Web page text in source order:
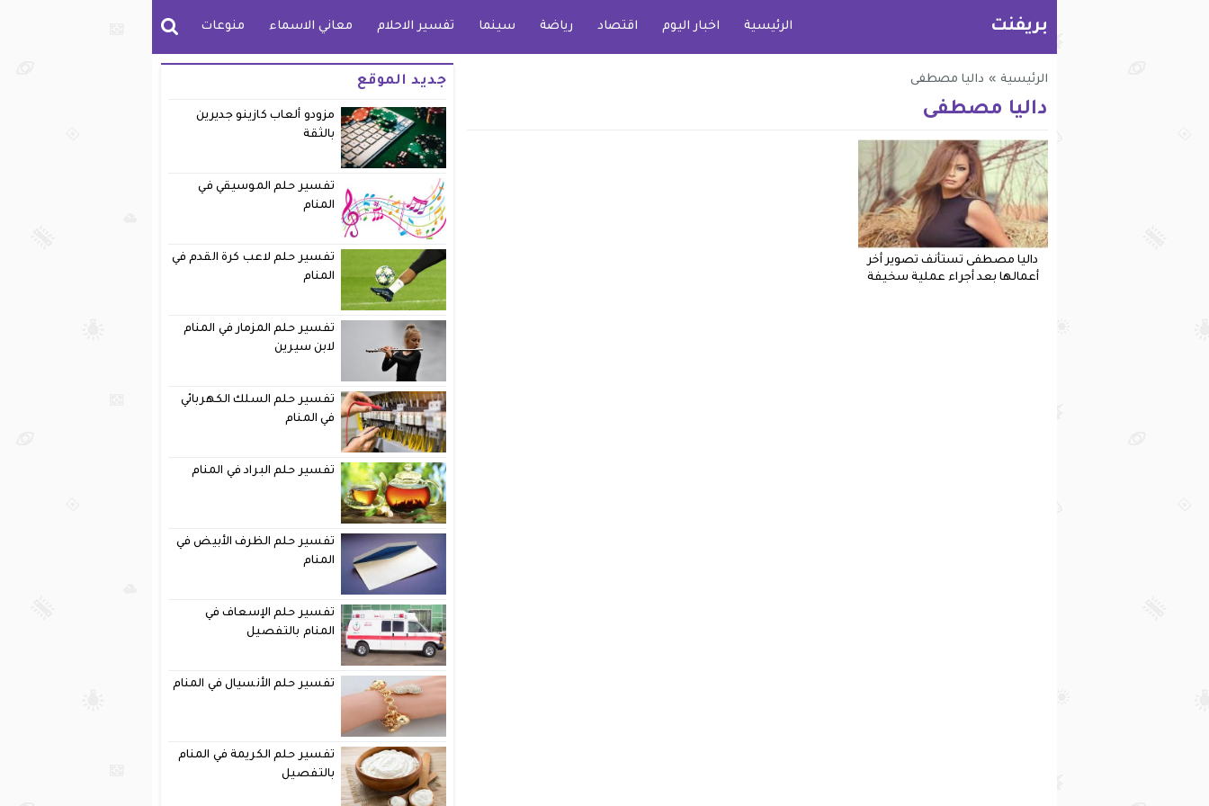
بريفنت الرئيسية اخبار اليوم اقتصاد رياضة سينما تفسير الاحلام معاني الاسماء منوعات
الرئيسية » داليا مصطفى
داليا مصطفى
داليا مصطفى تستأنف تصوير أخر
أعمالها بعد أجراء عملية سخيفة
جديد الموقع
مزودو ألعاب كازينو جديرين
بالثقة
تفسير حلم الموسيقي في
المنام
تفسير حلم لاعب كرة القدم في
المنام
تفسير حلم المزمار في المنام
لابن سيرين
تفسير حلم السلك الكهربائي
في المنام
تفسير حلم البراد في المنام
تفسير حلم الظرف الأبيض في
المنام
تفسير حلم الإسعاف في
المنام بالتفصيل
تفسير حلم الأنسيال في المنام
تفسير حلم الكريمة في المنام
بالتفصيل